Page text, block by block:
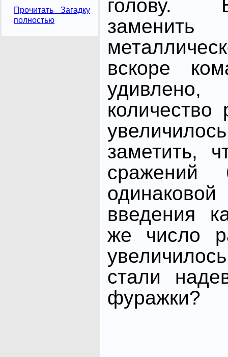
Прочитать Загадку
полностью
голову.
вскоре
количество
заметить,
сражений
введения
же число
стали
фуражки?